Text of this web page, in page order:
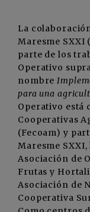
La
Maresme
parte de los
Operativo
nombre
para una
Operativo está
Cooperativas
(Fecoam) y
Maresme
Asociación de
Frutas y
Asociación de
Cooperativa